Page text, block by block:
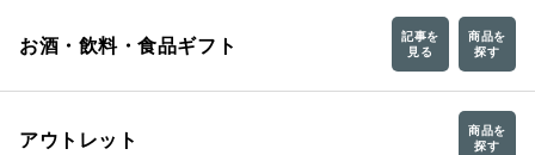
お酒・飲料・食品ギフト
記事を
見る
商品を
探す
アウトレット
商品を
探す